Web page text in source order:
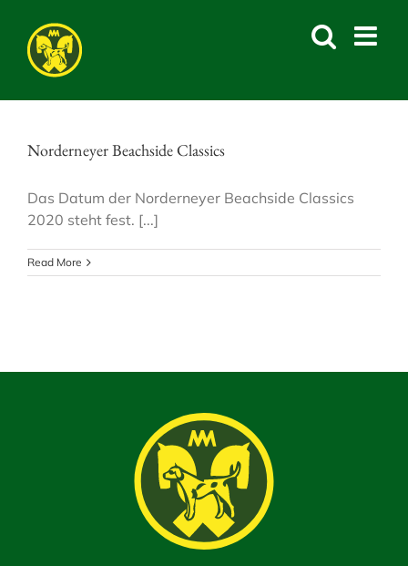
content
Norderneyer Beachside Classics
Das Datum der Norderneyer Beachside Classics
2020 steht fest. [...]
Read More